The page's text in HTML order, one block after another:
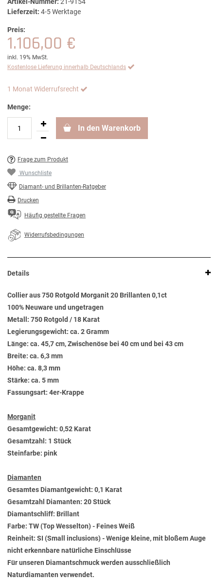
Artikel-Nummer: 21-9154
Lieferzeit: 4-5 Werktage
Preis:
1.106,00 €
inkl. 19% MwSt.
Kostenlose Lieferung innerhalb Deutschlands
1 Monat Widerrufsrecht
Menge:
In den Warenkorb
Frage zum Produkt
Wunschliste
Diamant- und Brillanten-Ratgeber
Drucken
Häufig gestellte Fragen
Widerrufsbedingungen
Details
Collier aus 750 Rotgold Morganit 20 Brillanten 0,1ct
100% Neuware und ungetragen
Metall: 750 Rotgold / 18 Karat
Legierungsgewicht: ca. 2 Gramm
Länge: ca. 45,7 cm, Zwischenöse bei 40 cm und bei 43 cm
Breite: ca. 6,3 mm
Höhe: ca. 8,3 mm
Stärke: ca. 5 mm
Fassungsart: 4er-Krappe
Morganit
Gesamtgewicht: 0,52 Karat
Gesamtzahl: 1 Stück
Steinfarbe: pink
Diamanten
Gesamtes Diamantgewicht: 0,1 Karat
Gesamtzahl Diamanten: 20 Stück
Diamantschliff: Brillant
Farbe: TW (Top Wesselton) - Feines Weiß
Reinheit: SI (Small inclusions) - Wenige kleine, mit bloßem Auge
nicht erkennbare natürliche Einschlüsse
Für unseren Diamantschmuck werden ausschließlich
Naturdiamanten verwendet.